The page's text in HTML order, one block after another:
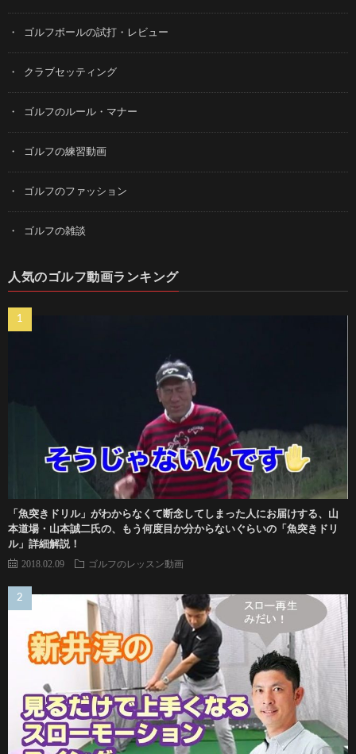
ゴルフボールの試打・レビュー
クラブセッティング
ゴルフのルール・マナー
ゴルフの練習動画
ゴルフのファッション
ゴルフの雑談
人気のゴルフ動画ランキング
「魚突きドリル」がわからなくて断念してしまった人にお届けする、山
本道場・山本誠二氏の、もう何度目か分からないぐらいの「魚突きドリ
ル」詳細解説！
2018.02.09 ゴルフのレッスン動画